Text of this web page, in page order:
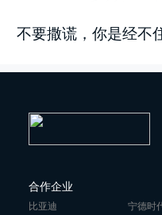
不要撒谎，你是经不
合作企业
比亚迪 宁德时